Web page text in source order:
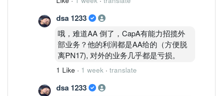
dsa 1233
哦，难道AA 倒了，CapA有能力招揽外
部业务？他的利润都是AA给的（方便脱
离PN17), 对外的业务几乎都是亏损。
1 Like · 1 week · translate
dsa 1233